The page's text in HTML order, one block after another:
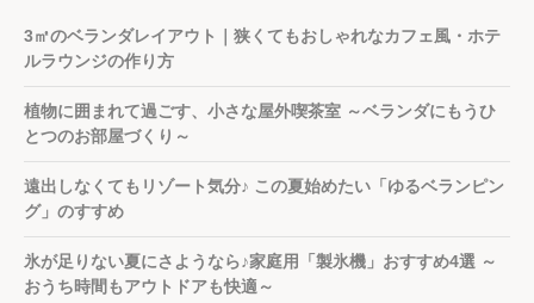
3㎡のベランダレイアウト｜狭くてもおしゃれなカフェ風・ホテ
ルラウンジの作り方
植物に囲まれて過ごす、小さな屋外喫茶室 ～ベランダにもうひ
とつのお部屋づくり～
遠出しなくてもリゾート気分♪ この夏始めたい「ゆるベランピン
グ」のすすめ
氷が足りない夏にさようなら♪家庭用「製氷機」おすすめ4選 ～
おうち時間もアウトドアも快適～